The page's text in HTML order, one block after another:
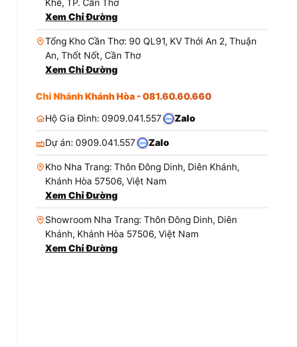
Khế, TP. Cần Thơ
Xem Chỉ Đường
Tổng Kho Cần Thơ: 90 QL91, KV Thới An 2, Thuận
An, Thốt Nốt, Cần Thơ
Xem Chỉ Đường
Chi Nhánh Khánh Hòa - 081.60.60.660
Hộ Gia Đình: 0909.041.557
Zalo
Dự án: 0909.041.557 Zalo
Kho Nha Trang: Thôn Đông Dinh, Diên Khánh,
Khánh Hòa 57506, Việt Nam
Xem Chỉ Đường
Showroom Nha Trang: Thôn Đông Dinh, Diên
Khánh, Khánh Hòa 57506, Việt Nam
Xem Chỉ Đường